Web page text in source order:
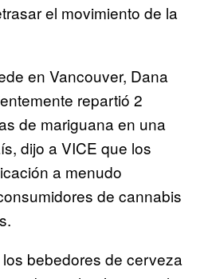
el movimiento de la
en Vancouver, Dana
repartió 2
de mariguana en una
dijo a VICE que los
a menudo
de cannabis
bebedores de cerveza